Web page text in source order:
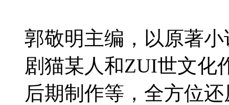
郭敬明主编，以原著
剧猫某人和ZUI世文化
后期制作等，全方位